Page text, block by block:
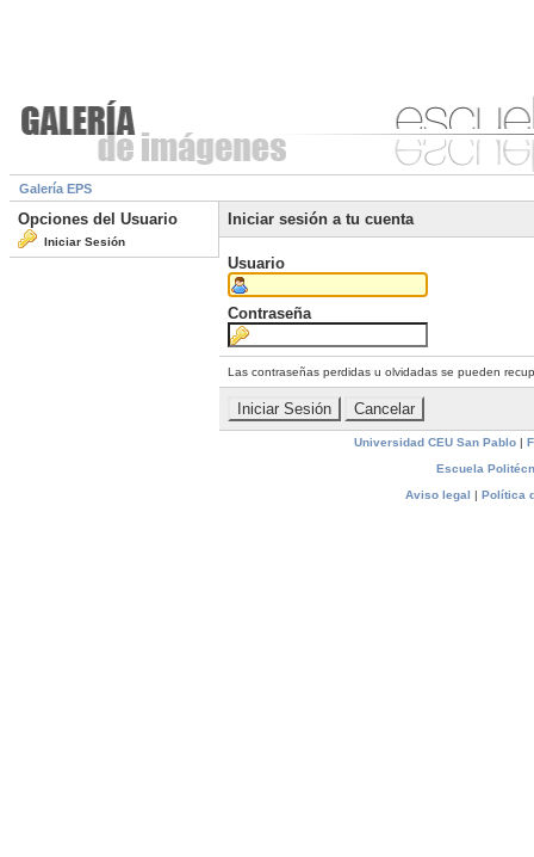
Galería EPS
Opciones del Usuario
Iniciar Sesión
Iniciar sesión a tu cuenta
Usuario
Contraseña
Las contraseñas perdidas u olvidadas se pueden
Universidad CEU San Pablo|
Escuela
Aviso legal | Política